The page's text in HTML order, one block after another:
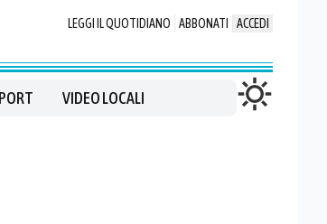
LEGGI IL QUOTIDIANO ABBONATI ACCEDI
VIDEO LOCALI